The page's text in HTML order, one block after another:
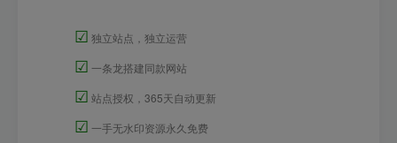
☑ 独立站点，独立运营
☑ 一条龙搭建同款网站
☑ 站点授权，365天自动更新
☑ 一手无水印资源永久免费